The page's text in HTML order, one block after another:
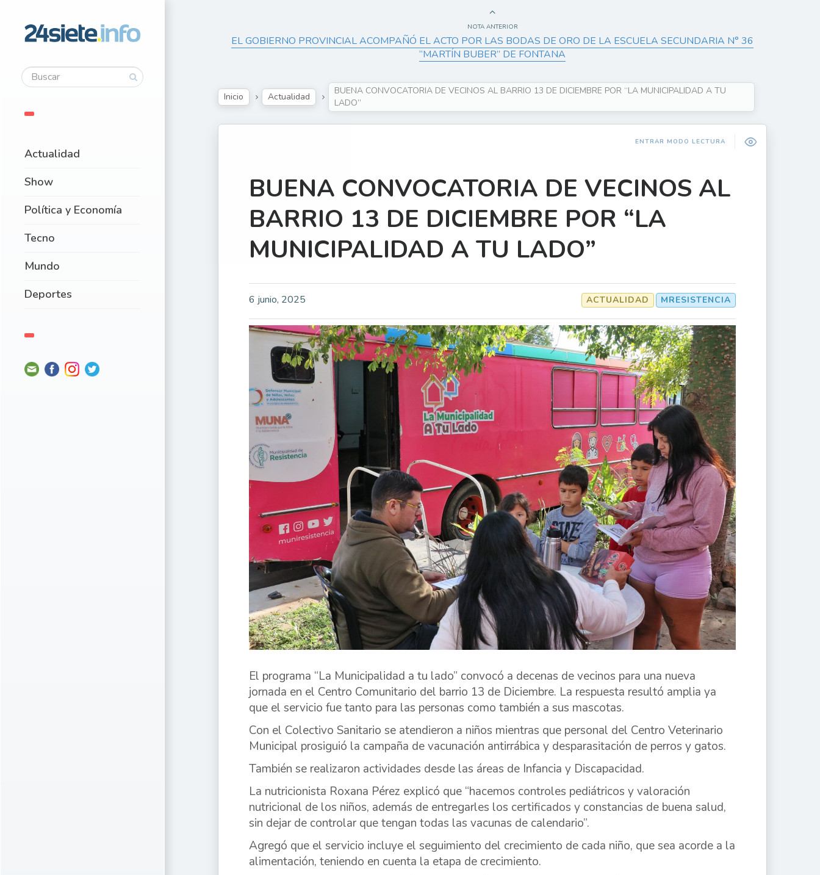
Actualidad
Show
Política y Economía
Tecno
Mundo
Deportes
NOTA ANTERIOR
EL GOBIERNO PROVINCIAL ACOMPAÑÓ EL ACTO POR LAS BODAS DE ORO DE LA ESCUELA SECUNDARIA N° 36
“MARTÍN BUBER” DE FONTANA
Inicio Actualidad
BUENA CONVOCATORIA DE VECINOS AL BARRIO 13 DE DICIEMBRE POR “LA MUNICIPALIDAD A TU
LADO”
ENTRAR MODO LECTURA
BUENA CONVOCATORIA DE VECINOS AL
BARRIO 13 DE DICIEMBRE POR “LA
MUNICIPALIDAD A TU LADO”
6 junio, 2025 MRESISTENCIA
ACTUALIDAD
El programa “La Municipalidad a tu lado” convocó a decenas de vecinos para una nueva
jornada en el Centro Comunitario del barrio 13 de Diciembre. La respuesta resultó amplia ya
que el servicio fue tanto para las personas como también a sus mascotas.
Con el Colectivo Sanitario se atendieron a niños mientras que personal del Centro Veterinario
Municipal prosiguió la campaña de vacunación antirrábica y desparasitación de perros y gatos.
También se realizaron actividades desde las áreas de Infancia y Discapacidad.
La nutricionista Roxana Pérez explicó que “hacemos controles pediátricos y valoración
nutricional de los niños, además de entregarles los certificados y constancias de buena salud,
sin dejar de controlar que tengan todas las vacunas de calendario”.
Agregó que el servicio incluye el seguimiento del crecimiento de cada niño, que sea acorde a la
alimentación, teniendo en cuenta la etapa de crecimiento.